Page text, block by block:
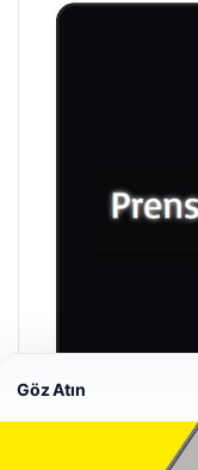
Göz Atın